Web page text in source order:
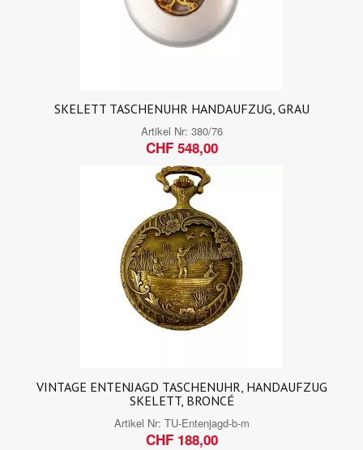
SKELETT TASCHENUHR HANDAUFZUG, GRAU
Artikel Nr: 380/76
CHF 548,00
VINTAGE ENTENJAGD TASCHENUHR, HANDAUFZUG
SKELETT, BRONCÉ
Artikel Nr: TU-Entenjagd-b-m
CHF 188,00